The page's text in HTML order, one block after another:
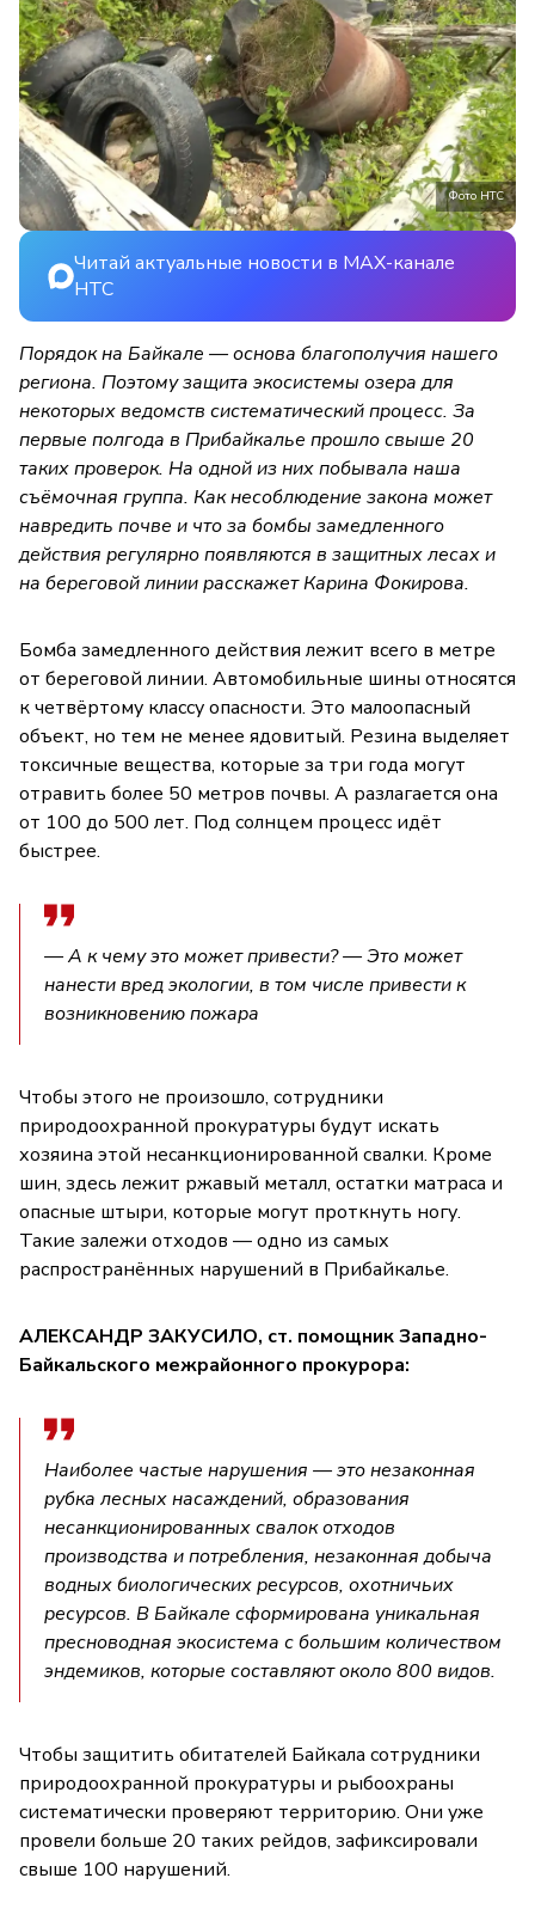
Фото НТС
Читай актуальные новости в MAX-канале
НТС
Порядок на Байкале — основа благополучия нашего
региона. Поэтому защита экосистемы озера для
некоторых ведомств систематический процесс. За
первые полгода в Прибайкалье прошло свыше 20
таких проверок. На одной из них побывала наша
съёмочная группа. Как несоблюдение закона может
навредить почве и что за бомбы замедленного
действия регулярно появляются в защитных лесах и
на береговой линии расскажет Карина Фокирова.
Бомба замедленного действия лежит всего в метре
от береговой линии. Автомобильные шины относятся
к четвёртому классу опасности. Это малоопасный
объект, но тем не менее ядовитый. Резина выделяет
токсичные вещества, которые за три года могут
отравить более 50 метров почвы. А разлагается она
от 100 до 500 лет. Под солнцем процесс идёт
быстрее.
— А к чему это может привести? — Это может
нанести вред экологии, в том числе привести к
возникновению пожара
Чтобы этого не произошло, сотрудники
природоохранной прокуратуры будут искать
хозяина этой несанкционированной свалки. Кроме
шин, здесь лежит ржавый металл, остатки матраса и
опасные штыри, которые могут проткнуть ногу.
Такие залежи отходов — одно из самых
распространённых нарушений в Прибайкалье.
АЛЕКСАНДР ЗАКУСИЛО, ст. помощник Западно-
Байкальского межрайонного прокурора:
Наиболее частые нарушения — это незаконная
рубка лесных насаждений, образования
несанкционированных свалок отходов
производства и потребления, незаконная добыча
водных биологических ресурсов, охотничьих
ресурсов. В Байкале сформирована уникальная
пресноводная экосистема с большим количеством
эндемиков, которые составляют около 800 видов.
Чтобы защитить обитателей Байкала сотрудники
природоохранной прокуратуры и рыбоохраны
систематически проверяют территорию. Они уже
провели больше 20 таких рейдов, зафиксировали
свыше 100 нарушений.